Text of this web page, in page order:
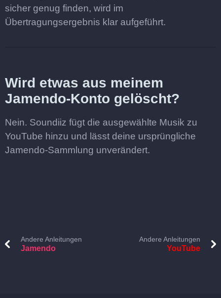
sicher genug finden, wird im
Übertragungsergebnis klar aufgeführt.
Wird etwas aus meinem
Jamendo-Konto gelöscht?
Nein. Soundiiz fügt die ausgewählte Musik zu
YouTube hinzu und lässt deine ursprüngliche
Jamendo-Sammlung unverändert.
Andere Anleitungen
Jamendo
Andere Anleitungen
YouTube